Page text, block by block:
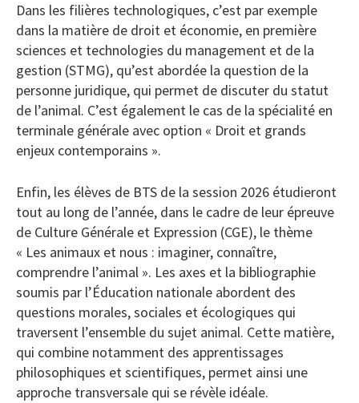
Dans les filières technologiques, c’est par exemple
dans la matière de droit et économie, en première
sciences et technologies du management et de la
gestion (STMG), qu’est abordée la question de la
personne juridique, qui permet de discuter du statut
de l’animal. C’est également le cas de la spécialité en
terminale générale avec option « Droit et grands
enjeux contemporains ».
Enfin, les élèves de BTS de la session 2026 étudieront
tout au long de l’année, dans le cadre de leur épreuve
de Culture Générale et Expression (CGE), le thème
« Les animaux et nous : imaginer, connaître,
comprendre l’animal ». Les axes et la bibliographie
soumis par l’Éducation nationale abordent des
questions morales, sociales et écologiques qui
traversent l’ensemble du sujet animal. Cette matière,
qui combine notamment des apprentissages
philosophiques et scientifiques, permet ainsi une
approche transversale qui se révèle idéale.